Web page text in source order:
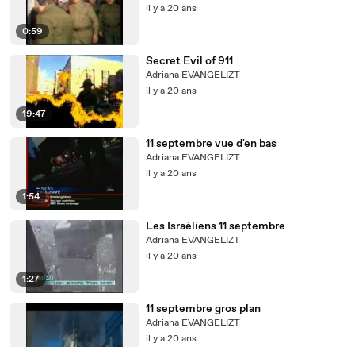
0:59
il y a 20 ans
19:47
Secret Evil of 911
Adriana EVANGELIZT
il y a 20 ans
1:54
11 septembre vue d'en bas
Adriana EVANGELIZT
il y a 20 ans
1:27
Les Israéliens 11 septembre
Adriana EVANGELIZT
il y a 20 ans
11 septembre gros plan
Adriana EVANGELIZT
il y a 20 ans